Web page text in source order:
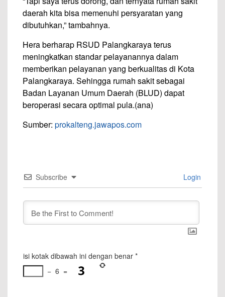
daerah kita bisa memenuhi persyaratan yang
dibutuhkan,” tambahnya.
Hera berharap RSUD Palangkaraya terus
meningkatkan standar pelayanannya dalam
memberikan pelayanan yang berkualitas di Kota
Palangkaraya. Sehingga rumah sakit sebagai
Badan Layanan Umum Daerah (BLUD) dapat
beroperasi secara optimal pula.(ana)
Sumber: prokalteng.jawapos.com
Subscribe Login
isi kotak dibawah ini dengan benar *
− 6 =